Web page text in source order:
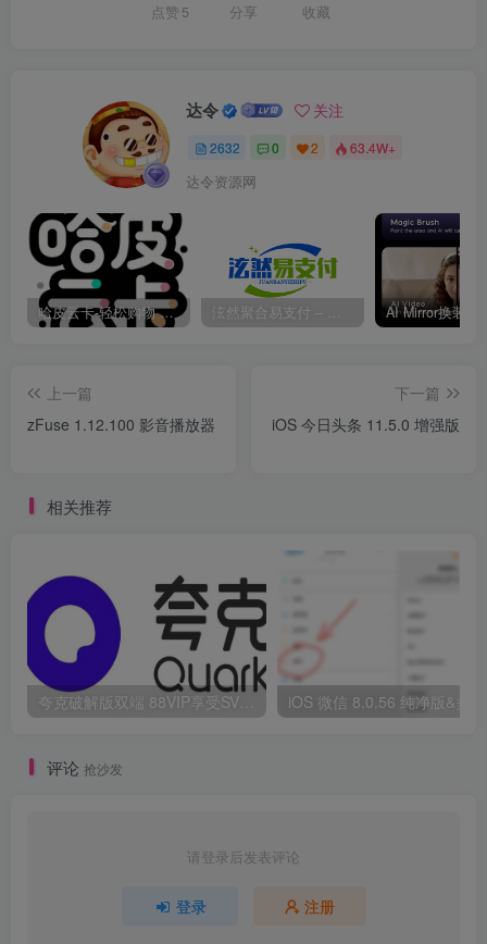
点赞 5 分享 收藏
达令 关注
2632 0 2 63.4W+
达令资源网
哈皮云卡-轻松购物 即买即发
上一篇
zFuse 1.12.100 影音播放器
下一篇
iOS 今日头条 11.5.0 增强版
相关推荐
评论 抢沙发
请登录后发表评论
登录 注册